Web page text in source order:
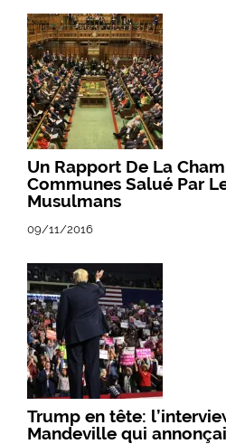
Un Rapport De La
Communes Salué Par
Musulmans
09/11/2016
Trump en tête:
Mandeville qui